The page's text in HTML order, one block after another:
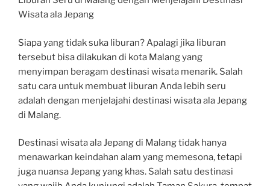
Wisata ala Jepang
Siapa yang tidak suka liburan? Apalagi jika liburan
tersebut bisa dilakukan di kota Malang yang
menyimpan beragam destinasi wisata menarik. Salah
satu cara untuk membuat liburan Anda lebih seru
adalah dengan menjelajahi destinasi wisata ala Jepang
di Malang.
Destinasi wisata ala Jepang di Malang tidak hanya
menawarkan keindahan alam yang memesona, tetapi
juga nuansa Jepang yang khas. Salah satu destinasi